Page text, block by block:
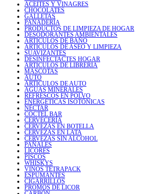
ACEITES Y VINAGRES
CHOCOLATES
GALLETAS
PANADERÍA
PRODUCTOS DE LIMPIEZA DE HOGAR
DESODORANTES AMBIENTALES
ARTICULOS DE BAÑO
ARTICULOS DE ASEO Y LIMPIEZA
SUAVIZANTES
DESINFECTACTES HOGAR
ARTICULOS DE LIBRERIA
MASCOTAS
AUTO
ARTICULOS DE AUTO
AGUAS MINERALES
REFRESCOS EN POLVO
ENERGÉTICAS ISOTÓNICAS
NÉCTAR
COCTEL BAR
CERVECERÍA
CERVEZAS EN BOTELLA
CERVEZAS EN LATA
CERVEZAS SIN ALCOHOL
PAÑALES
LICORES
PISCOS
WHISKYS
VINOS TETRAPACK
ESPUMANTES
CIGARRILLOS
PROMOS DE LICOR